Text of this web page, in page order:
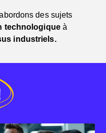
des sujets
technologiqueà
industriels.